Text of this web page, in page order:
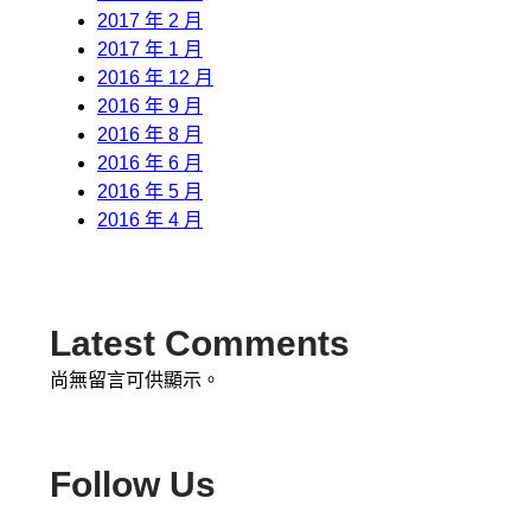
2017 年 2 月
2017 年 1 月
2016 年 12 月
2016 年 9 月
2016 年 8 月
2016 年 6 月
2016 年 5 月
2016 年 4 月
Latest Comments
尚無留言可供顯示。
Follow Us